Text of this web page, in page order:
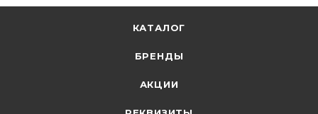
КАТАЛОГ
БРЕНДЫ
АКЦИИ